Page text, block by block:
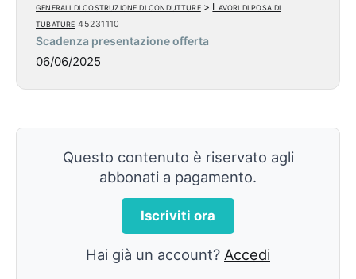
generali di costruzione di condutture> Lavori di posa di
tubature 45231110
Scadenza presentazione offerta
06/06/2025
Questo contenuto è riservato agli
abbonati a pagamento.
Iscriviti ora
Hai già un account? Accedi